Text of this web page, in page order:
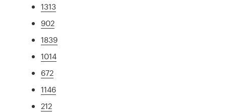
1313
902
1839
1014
672
1146
212